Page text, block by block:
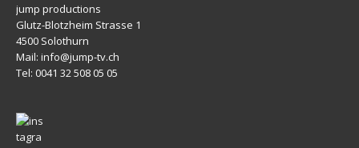
jump productions
Glutz-Blotzheim Strasse 1
4500 Solothurn
Mail: info@jump-tv.ch
Tel: 0041 32 508 05 05